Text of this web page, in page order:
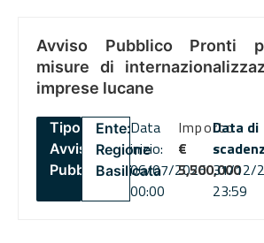
Avviso Pubblico Pronti
misure di
imprese lucane
Tipo:
Avviso
Pubblico
Ente:
Regione
Basilicata
Data
inizio:
06/07/2026
00:00
Importo
€
5,500,000
Data di
31/12/
23:59